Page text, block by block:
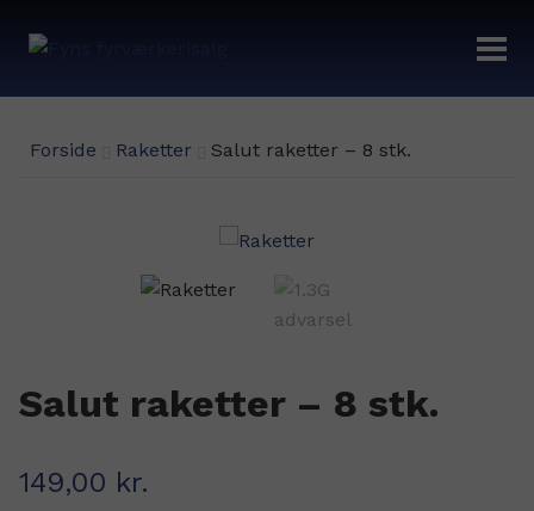
Forside Raketter Salut raketter – 8 stk.
Salut raketter – 8 stk.
149,00 kr.